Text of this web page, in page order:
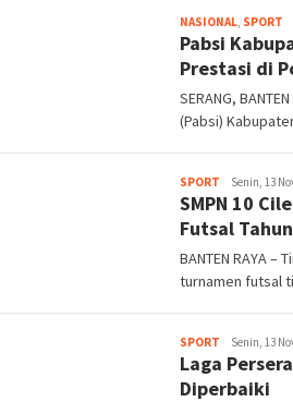
NASIONAL SPORT
Pabsi
Prestasi di
SERANG,
(Pabsi)
SPORT Wisnu
Agus
Senin, 13
SMPN 10
Futsal
BANTEN RAYA –
turnamen futsal
SPORT Wisnu
Agus
Senin, 13
Laga
Diperbaiki